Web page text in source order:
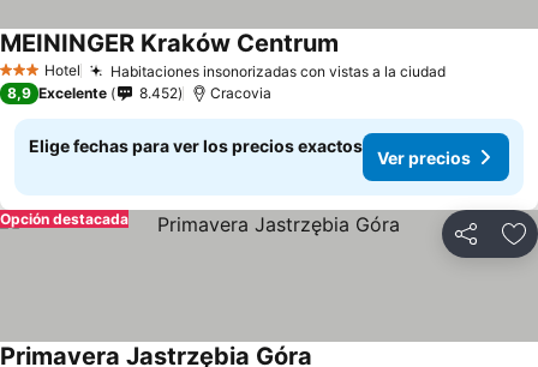
3 Estrellas
Hotel Habitaciones insonorizadas con vistas a la ciudadVer
MEININGER Kraków Centrum
8,9 Excelente 8.452 Cracovia
Elige fechas para ver los precios exactos
Ver precios
Compartir
Opción destacada
Primavera Jastrzębia Góra